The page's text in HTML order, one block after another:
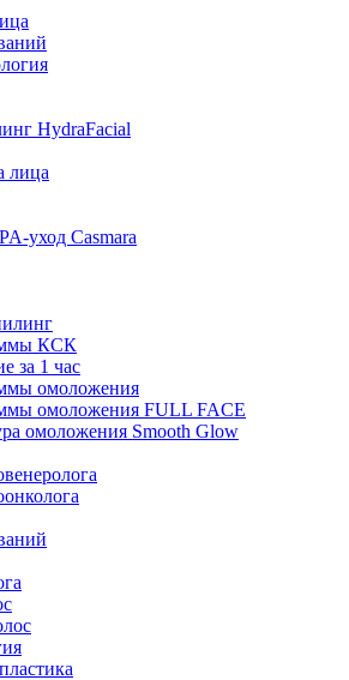
HydraFacial
лица
уход Сasmara
КСК
за 1 час
омоложения
омоложения FULL FACE
омоложения Smooth Glow